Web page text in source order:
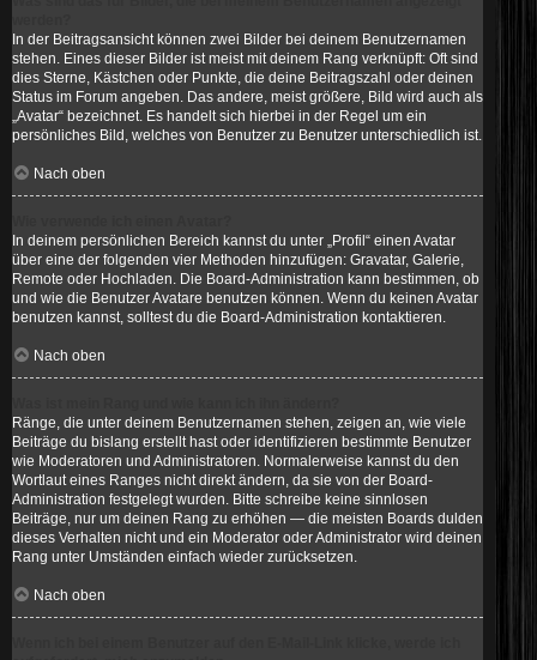
In der Beitragsansicht können zwei Bilder bei deinem Benutzernamen
stehen. Eines dieser Bilder ist meist mit deinem Rang verknüpft: Oft sind
dies Sterne, Kästchen oder Punkte, die deine Beitragszahl oder deinen
Status im Forum angeben. Das andere, meist größere, Bild wird auch als
„Avatar“ bezeichnet. Es handelt sich hierbei in der Regel um ein
persönliches Bild, welches von Benutzer zu Benutzer unterschiedlich ist.
Nach oben
In deinem persönlichen Bereich kannst du unter „Profil“ einen Avatar
über eine der folgenden vier Methoden hinzufügen: Gravatar, Galerie,
Remote oder Hochladen. Die Board-Administration kann bestimmen, ob
und wie die Benutzer Avatare benutzen können. Wenn du keinen Avatar
benutzen kannst, solltest du die Board-Administration kontaktieren.
Nach oben
Ränge, die unter deinem Benutzernamen stehen, zeigen an, wie viele
Beiträge du bislang erstellt hast oder identifizieren bestimmte Benutzer
wie Moderatoren und Administratoren. Normalerweise kannst du den
Wortlaut eines Ranges nicht direkt ändern, da sie von der Board-
Administration festgelegt wurden. Bitte schreibe keine sinnlosen
Beiträge, nur um deinen Rang zu erhöhen — die meisten Boards dulden
dieses Verhalten nicht und ein Moderator oder Administrator wird deinen
Rang unter Umständen einfach wieder zurücksetzen.
Nach oben